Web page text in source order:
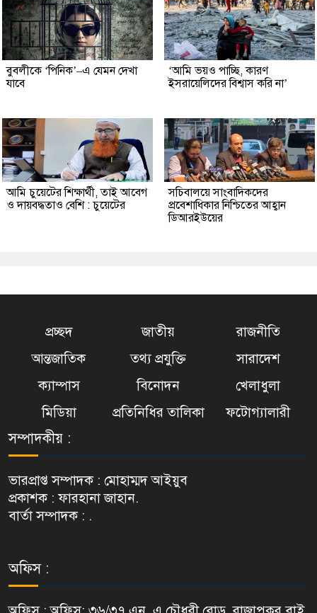
বুবলীকে ‘পিনিক’–এ যেমন দেখা
যাবে
‘আমি ভয়ও পাচ্ছি, কারণ
ইসরায়েলিদের বিশ্বাস করি না’
আমি চুয়েটের শিক্ষার্থী, তাই আবেগ
ও দায়বদ্ধতাও বেশি : চুয়েটের
সচিবালয়ে সাংবাদিকদের
প্রবেশাধিকার নিশ্চিতের আহ্বান
ডিআরইউয়ের
প্রচ্ছদ জাতীয়
রাজনীতি
আন্তজাতিক
তথ্য প্রযুক্তি
সারাদেশ
ক্যাম্পাস
বিনোদন
খেলাধুলা
মিডিয়া
প্রতিনিধির তালিকা ফটোগ্যালারী
সম্পাদকীয় :
ভারপ্রাপ্ত সম্পাদক : মোহাম্মদ আইয়ুব
প্রকাশক : ফারহানা জাহান.
বার্তা সম্পাদক : .
অফিস :